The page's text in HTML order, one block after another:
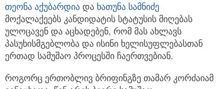
თეონა აქუბარდია და ხათუნა სამნიძე
მოქალაქეებს კანდიდატის სტატუსის მიღებას
ულოცავენ და აცხადებენ, რომ მას ახლავს
პასუხისმგებლობა და ისინი ხელისუფლებასთან
ერთად სამუშაო პროცესში ჩაერთვებიან.
როგორც ერთობლივ ბრიფინგზე თამარ კორძაიამ